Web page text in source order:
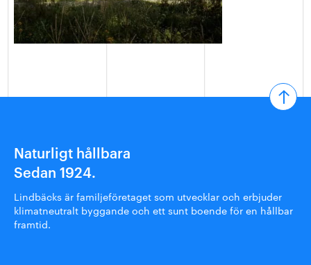
Naturligt hållbara
Sedan 1924.
Lindbäcks är familjeföretaget som utvecklar och erbjuder
klimatneutralt byggande och ett sunt boende för en hållbar
framtid.